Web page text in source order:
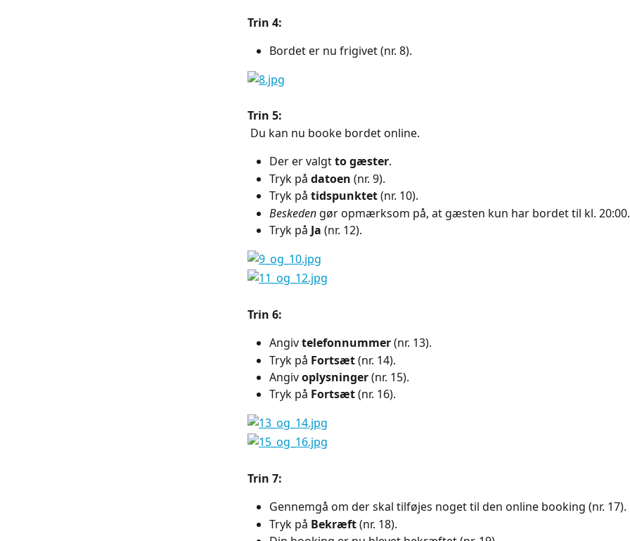
Trin 4:
Bordet er nu frigivet (nr. 8).
Trin 5:
Du kan nu booke bordet online.
Der er valgt to gæster.
Tryk på datoen (nr. 9).
Tryk på tidspunktet (nr. 10).
Beskeden gør opmærksom på, at gæsten kun har bordet til kl. 20:00.
Tryk på Ja (nr. 12).
Trin 6:
Angiv telefonnummer (nr. 13).
Tryk på Fortsæt (nr. 14).
Angiv oplysninger (nr. 15).
Tryk på Fortsæt (nr. 16).
Trin 7:
Gennemgå om der skal tilføjes noget til den online booking (nr. 17).
Tryk på Bekræft (nr. 18).